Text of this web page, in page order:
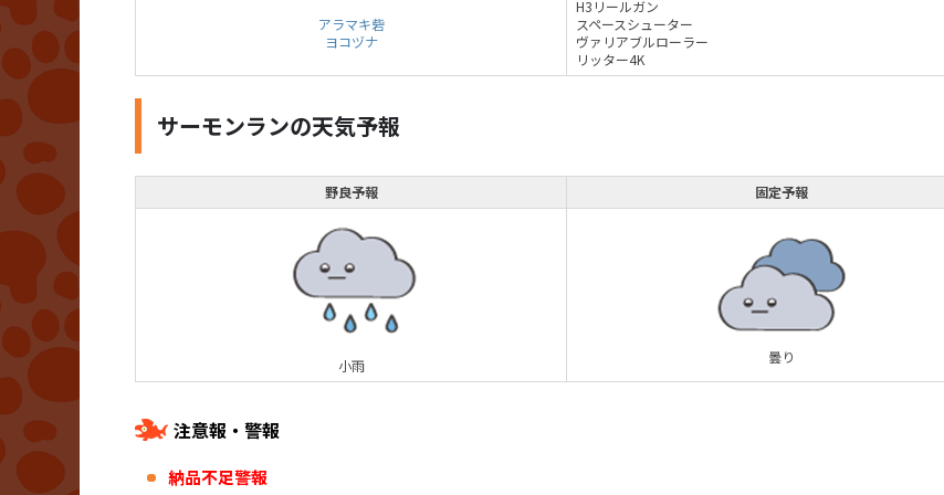
アラマキ砦
ヨコヅナ
H3リールガン
スペースシューター
ヴァリアブルローラー
リッター4K
サーモンランの天気予報
野良予報 固定予報
小雨 曇り
注意報・警報
納品不足警報